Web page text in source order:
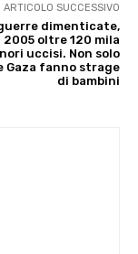
ARTICOLO SUCCESSIVO
guerre dimenticate,
2005 oltre 120 mila
uccisi. Non solo
Gaza fanno strage
di bambini